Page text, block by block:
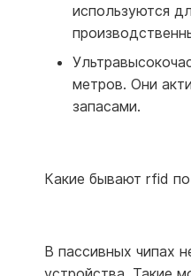
используются
метров. Они
запасами.
Какие бывают rfid
В пассивных чипах